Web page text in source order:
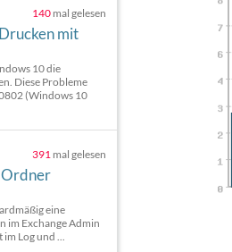
140 mal gelesen
mit
10 die
Diese Probleme
(Windows 10
391 mal gelesen
Ordner
eine
im Exchange Admin
Log und ...